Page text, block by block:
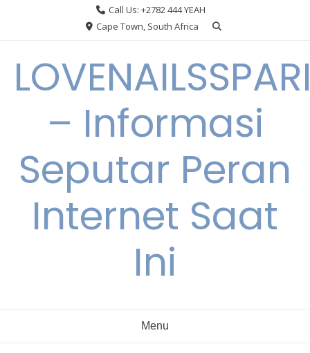
Call Us: +2782 444 YEAH
Cape Town, South Africa
– Informasi
Seputar Peran
Internet Saat
Ini
Menu